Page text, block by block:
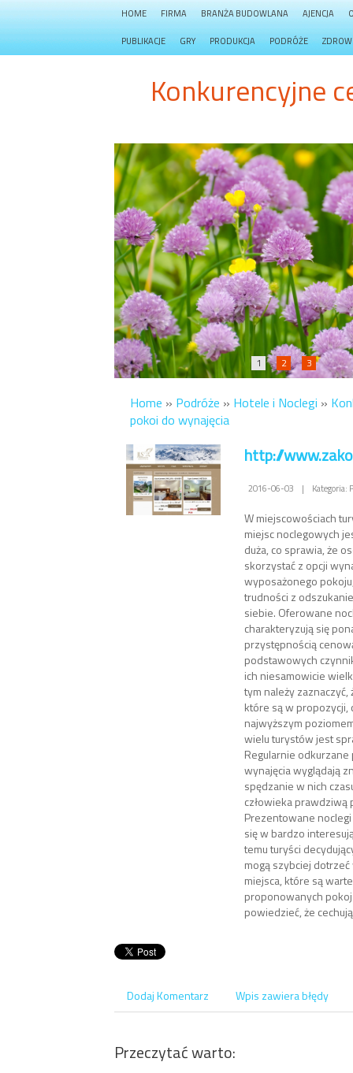
HOME FIRMA BRANŻA BUDOWLANA AJENCJA
PUBLIKACJE GRY PRODUKCJA PODRÓŻE
Konkurencyjne
1 2 3
Home » Podróże » Hotele i Noclegi »
pokoi do wynajęcia
http://
2016-06-03 | Kategoria:
W miejscowościach
miejsc noclegowych
duża, co sprawia, że
skorzystać z opcji
wyposażonego
trudności z
siebie. Oferowane
charakteryzują się
przystępnością
podstawowych
ich niesamowicie
tym należy
które są w propozycji,
najwyższym
wielu turystów jest
Regularnie
wynajęcia wyglądają
spędzanie w nich
człowieka prawdziwą
Prezentowane
się w bardzo
temu turyści
mogą szybciej
miejsca, które są
proponowanych
powiedzieć, że
Dodaj Komentarz Wpis zawiera błędy
Przeczytać warto: